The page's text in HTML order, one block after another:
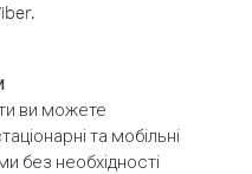
ви можете
та мобільні
без необхідності